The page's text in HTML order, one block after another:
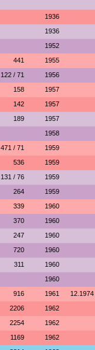
1936
1936
1952
441 1955
122 / 71 1956
158 1957
142 1957
189 1957
1958
471 / 71 1959
536 1959
131 / 76 1959
264 1959
339 1960
370 1960
247 1960
720 1960
311 1960
1960
916 1961 12.1974
2206 1962
2254 1962
1169 1962